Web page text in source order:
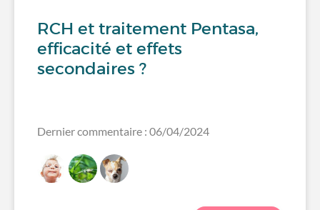
RCH et traitement Pentasa,
efficacité et effets
secondaires ?
Dernier commentaire : 06/04/2024